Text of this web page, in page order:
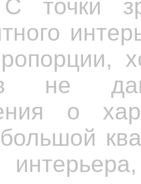
С точки
не
о